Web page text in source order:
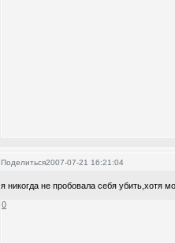
Поделиться2007-07-21 16:21:04
я никогда не пробовала себя убить,хотя
0